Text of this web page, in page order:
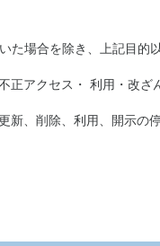
た場合を除き、上記目的
正アクセス・ 利用・改ざ
新、削除、利用、開示の